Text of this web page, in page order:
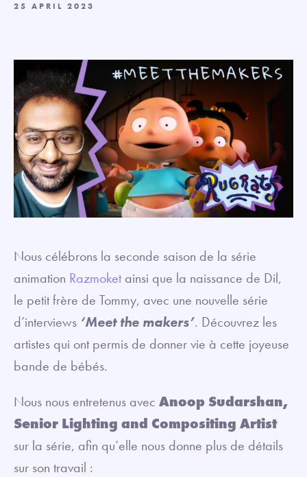
25 APRIL 2023
Nous célébrons la seconde saison de la série
animation Razmoketainsi que la naissance de Dil,
le petit frère de Tommy, avec une nouvelle série
d’interviews ‘Meet the makers’. Découvrez les
artistes qui ont permis de donner vie à cette joyeuse
bande de bébés.
Nous nous entretenus avec Anoop Sudarshan,
Senior Lighting and Compositing Artist
sur la série, afin qu’elle nous donne plus de détails
sur son travail :